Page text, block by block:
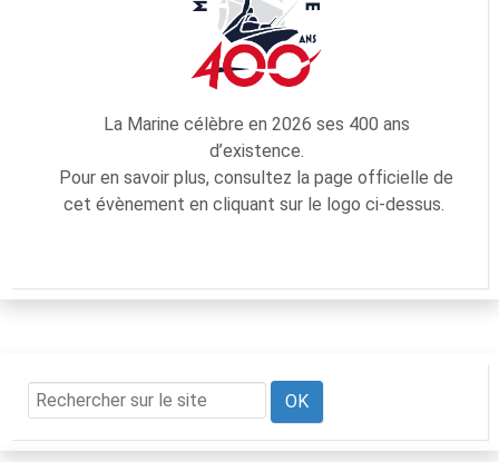
La Marine célèbre en 2026 ses 400 ans
d’existence.
Pour en savoir plus, consultez la page officielle de
cet évènement en cliquant sur le logo ci-dessus.
OK